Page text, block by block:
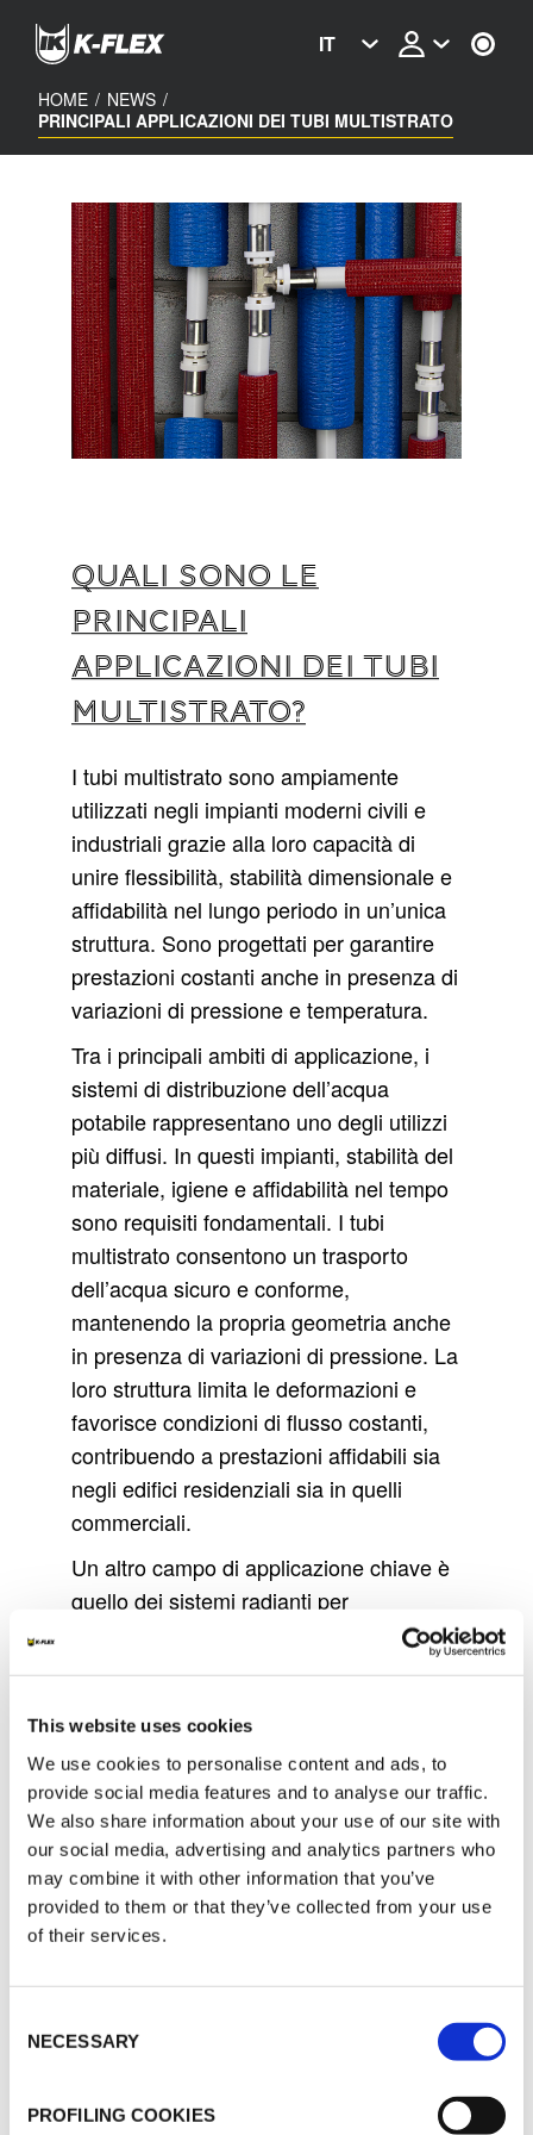
This website uses cookies
We use cookies to personalise content and ads, to
provide social media features and to analyse our traffic.
We also share information about your use of our site with
our social media, advertising and analytics partners who
may combine it with other information that you’ve
provided to them or that they’ve collected from your use
of their services.
Selection
NECESSARY
PROFILING COOKIES
content
IT
HOME / NEWS /
PRINCIPALI APPLICAZIONI DEI TUBI MULTISTRATO
Quali sono le
principali
applicazioni dei tubi
multistrato?
I tubi multistrato sono ampiamente
utilizzati negli impianti moderni civili e
industriali grazie alla loro capacità di
unire flessibilità, stabilità dimensionale e
affidabilità nel lungo periodo in un’unica
struttura. Sono progettati per garantire
prestazioni costanti anche in presenza di
variazioni di pressione e temperatura.
Tra i principali ambiti di applicazione, i
sistemi di distribuzione dell’acqua
potabile rappresentano uno degli utilizzi
più diffusi. In questi impianti, stabilità del
materiale, igiene e affidabilità nel tempo
sono requisiti fondamentali. I tubi
multistrato consentono un trasporto
dell’acqua sicuro e conforme,
mantenendo la propria geometria anche
in presenza di variazioni di pressione. La
loro struttura limita le deformazioni e
favorisce condizioni di flusso costanti,
contribuendo a prestazioni affidabili sia
negli edifici residenziali sia in quelli
commerciali.
Un altro campo di applicazione chiave è
quello dei sistemi radianti per
riscaldamento e raffrescamento. Questi
impianti funzionano in modo continuo e
a ripetuti cicli termici senza alterare la
propria forma. La struttura multistrato
aiuta a controllare la dilatazione termica
e garantisce una posa stabile all’interno
di pavimenti, pareti o soffitti. Questa
stabilità favorisce una distribuzione
uniforme del calore, la durabilità del
Oltre a queste applicazioni principali, i
impianti commerciali, pubblici e